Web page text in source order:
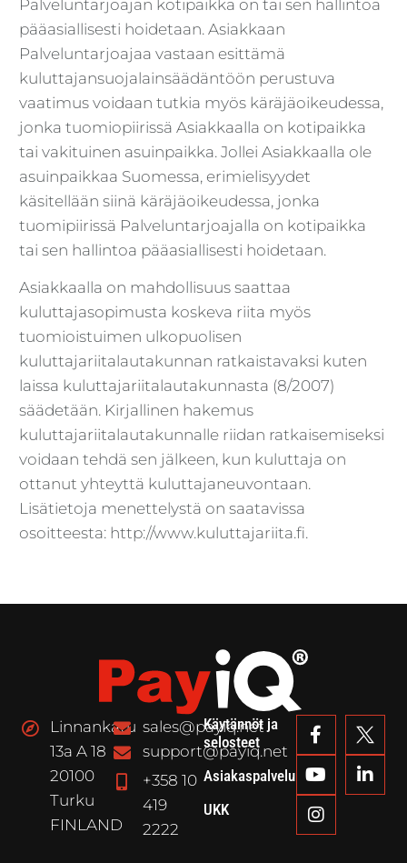
Palveluntarjoajan kotipaikka on tai sen hallintoa
pääasiallisesti hoidetaan. Asiakkaan
Palveluntarjoajaa vastaan esittämä
kuluttajansuojalainsäädäntöön perustuva
vaatimus voidaan tutkia myös käräjäoikeudessa,
jonka tuomiopiirissä Asiakkaalla on kotipaikka
tai vakituinen asuinpaikka. Jollei Asiakkaalla ole
asuinpaikkaa Suomessa, erimielisyydet
käsitellään siinä käräjäoikeudessa, jonka
tuomipiirissä Palveluntarjoajalla on kotipaikka
tai sen hallintoa pääasiallisesti hoidetaan.
Asiakkaalla on mahdollisuus saattaa
kuluttajasopimusta koskeva riita myös
tuomioistuimen ulkopuolisen
kuluttajariitalautakunnan ratkaistavaksi kuten
laissa kuluttajariitalautakunnasta (8/2007)
säädetään. Kirjallinen hakemus
kuluttajariitalautakunnalle riidan ratkaisemiseksi
voidaan tehdä sen jälkeen, kun kuluttaja on
ottanut yhteyttä kuluttajaneuvontaan.
Lisätietoja menettelystä on saatavissa
osoitteesta: http://www.kuluttajariita.fi.
Linnankatu
13a A 18
20100
Turku
FINLAND
sales@payiq.net
support@payiq.net
+358 10
419
2222
Käytännöt ja
selosteet
Asiakaspalvelu
UKK